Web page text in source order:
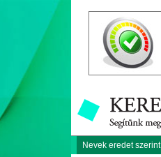
Nevek eredet szerint